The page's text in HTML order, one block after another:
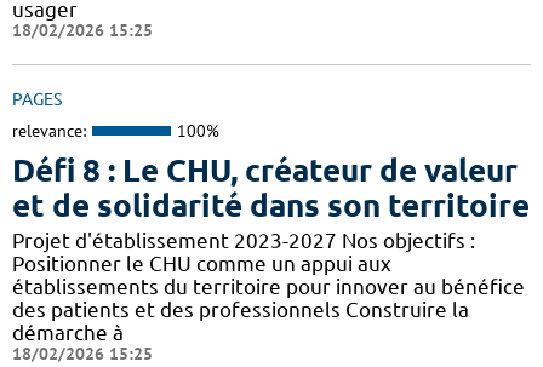
usager
18/02/2026 15:25
PAGES
relevance: 100%
Défi 8 : Le CHU, créateur de valeur
et de solidarité dans son territoire
Projet d'établissement 2023-2027 Nos objectifs :
Positionner le CHU comme un appui aux
établissements du territoire pour innover au bénéfice
des patients et des professionnels Construire la
démarche à
18/02/2026 15:25